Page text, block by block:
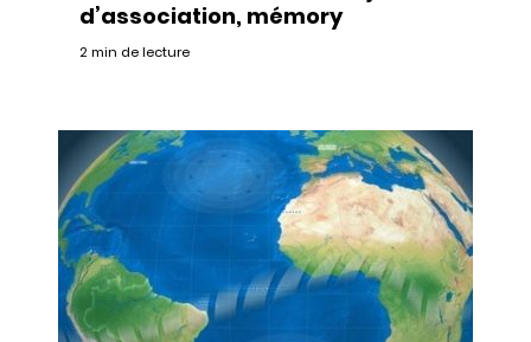
d’association, mémory
2 min de lecture